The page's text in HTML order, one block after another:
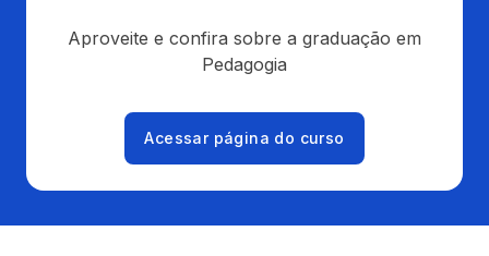
Aproveite e confira sobre a graduação em
Pedagogia
Acessar página do curso